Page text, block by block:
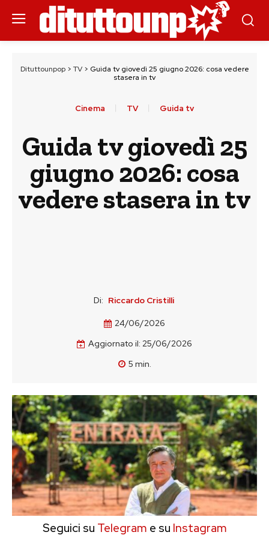
Dituttounpop> TV> Guida tv giovedì 25 giugno 2026: cosa vedere
stasera in tv
Cinema TV Guida tv
Guida tv giovedì 25
giugno 2026: cosa
vedere stasera in tv
Di: Riccardo Cristilli
24/06/2026
Aggiornato il: 25/06/2026
5 min.
Seguici su Telegram e su Instagram